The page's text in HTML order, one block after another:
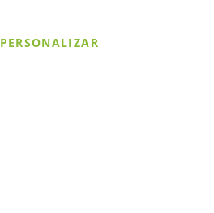
PERSONALIZAR